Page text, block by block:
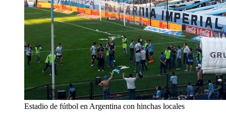
Estadio de fútbol en Argentina con hinchas locales